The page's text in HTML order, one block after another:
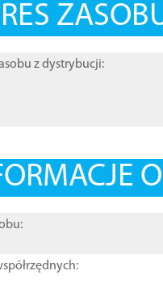
z dystrybucji: